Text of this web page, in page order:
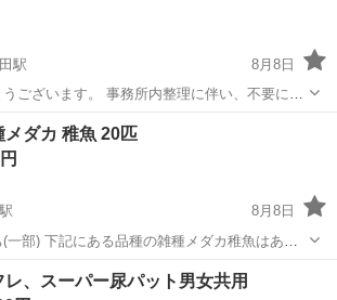
仕事 ◇電...
駅
8月8日
ございます。 事務所内整理に伴い、不要にな
傘6本セットです。
く、全て問題なく使用できます。 中古品であ
反田駅 その他
メダカ 稚魚 20匹
8月8日
カ稚魚はあと1
です 【内容】 🐟稚魚 20匹ほど
て方のプリント1枚 (必要な方にご用意します)
その他 メダカ
レ、スーパー尿パット男女共用